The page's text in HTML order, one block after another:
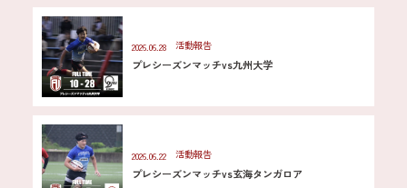
2026.06.28 活動報告
プレシーズンマッチvs九州大学
2026.06.22 活動報告
プレシーズンマッチvs玄海タンガロア